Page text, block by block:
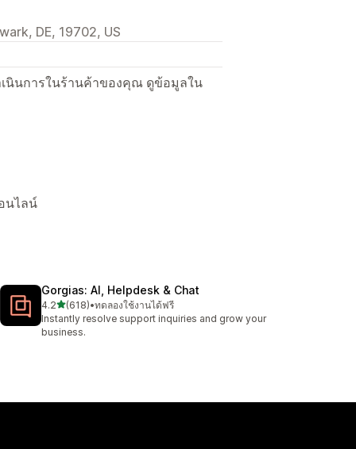
DE, 19702, US
นินการในร้านค้าของคุณ ดูข้อมูลใน
นไลน์
Gorgias: AI, Helpdesk & Chat
4.2เต็ม 5 ดาว
(618)
ทั้งหมด 618 รีวิว
•ทดลองใช้งานได้ฟรี
Instantly resolve support inquiries and grow your
business.